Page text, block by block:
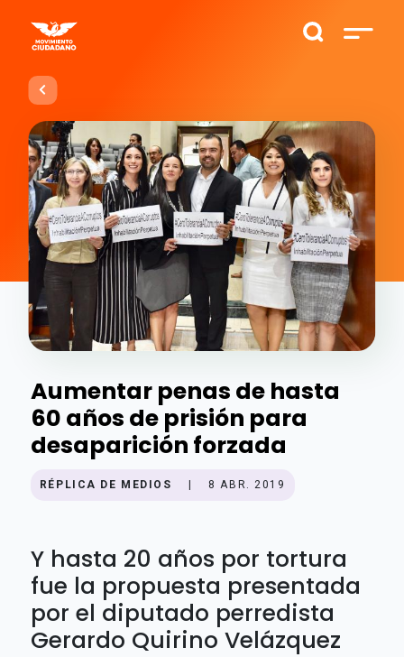
Aumentar penas de hasta
60 años de prisión para
desaparición forzada
RÉPLICA DE MEDIOS 8 ABR. 2019
Y hasta 20 años por tortura
fue la propuesta presentada
por el diputado perredista
Gerardo Quirino Velázquez